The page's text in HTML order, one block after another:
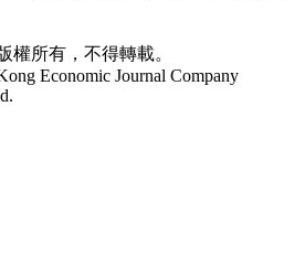
權所有，不得轉載。
Economic Journal Company